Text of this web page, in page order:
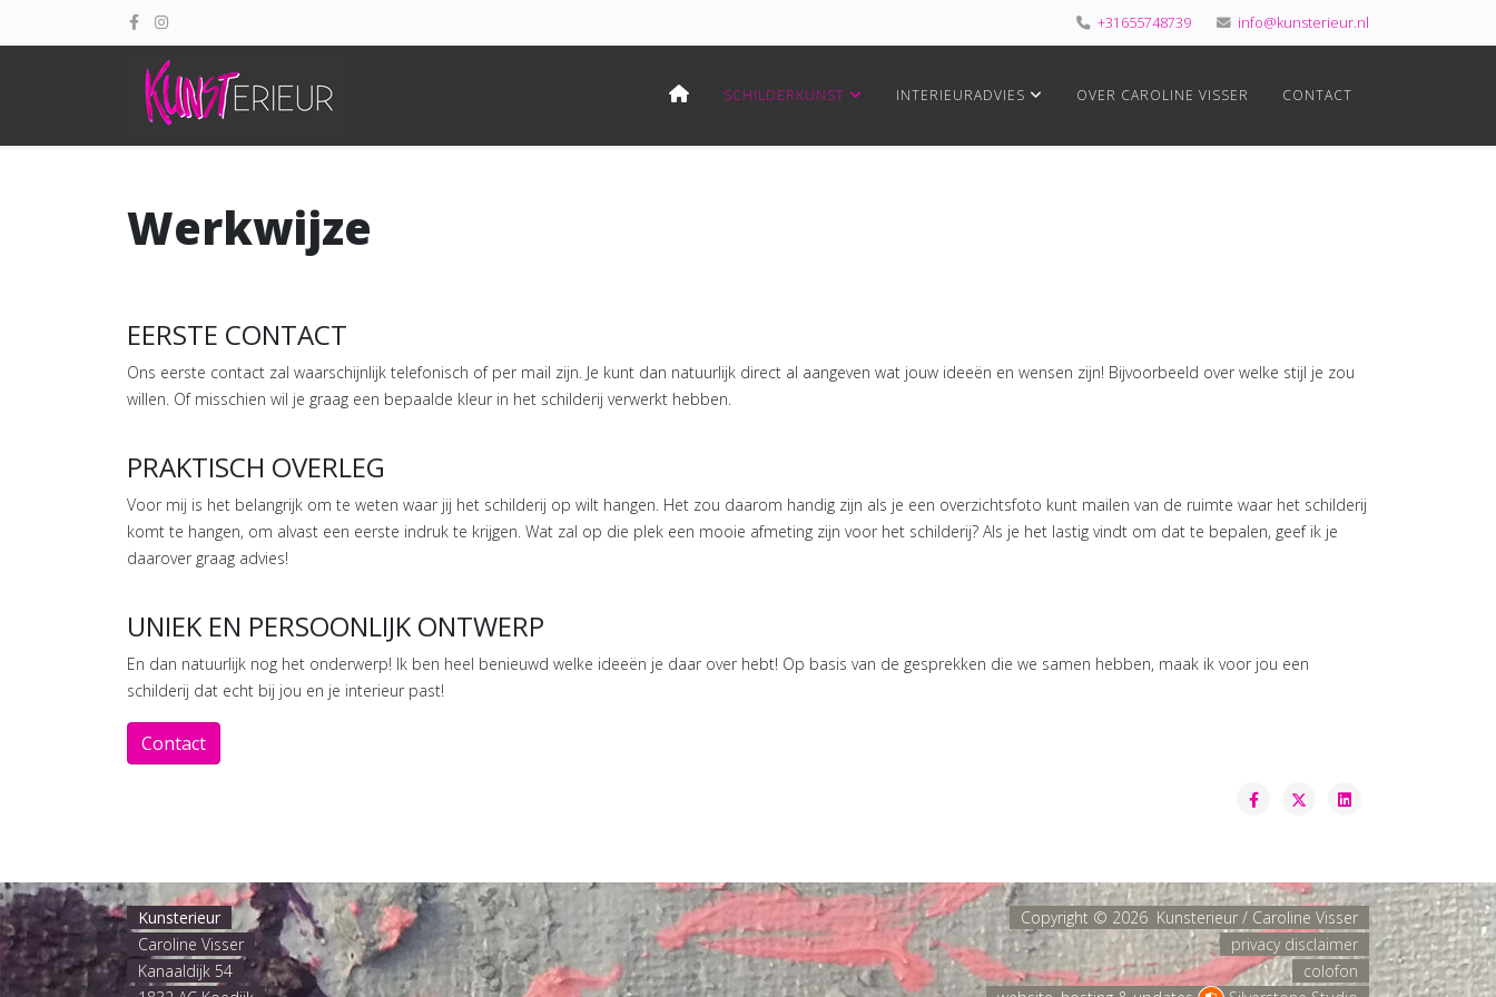
+31655748739 info@kunsterieur.nl
SCHILDERKUNST INTERIEURADVIES OVER CAROLINE VISSER CONTACT
Werkwijze
EERSTE CONTACT
Ons eerste contact zal waarschijnlijk telefonisch of per mail zijn. Je kunt dan natuurlijk direct al aangeven wat jouw ideeën en wensen zijn! Bijvoorbeeld over welke stijl je zou
willen. Of misschien wil je graag een bepaalde kleur in het schilderij verwerkt hebben.
PRAKTISCH OVERLEG
Voor mij is het belangrijk om te weten waar jij het schilderij op wilt hangen. Het zou daarom handig zijn als je een overzichtsfoto kunt mailen van de ruimte waar het schilderij
komt te hangen, om alvast een eerste indruk te krijgen. Wat zal op die plek een mooie afmeting zijn voor het schilderij? Als je het lastig vindt om dat te bepalen, geef ik je
daarover graag advies!
UNIEK EN PERSOONLIJK ONTWERP
En dan natuurlijk nog het onderwerp! Ik ben heel benieuwd welke ideeën je daar over hebt! Op basis van de gesprekken die we samen hebben, maak ik voor jou een
schilderij dat echt bij jou en je interieur past!
Contact
Kunsterieur
Caroline Visser
Kanaaldijk 54
Copyright © 2026 Kunsterieur / Caroline Visser
privacy disclaimer
colofon